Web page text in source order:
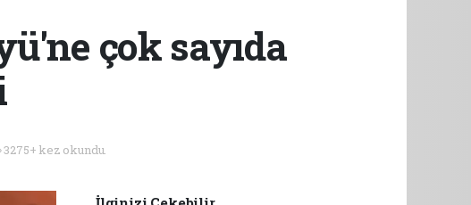
çok sayıda
3275+ kez okundu.